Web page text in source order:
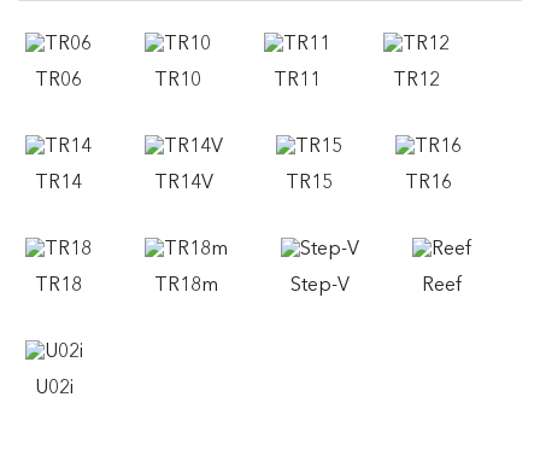
TR06 TR10 TR11 TR12
TR14 TR14V TR15 TR16
TR18 TR18m Step-V Reef
U02i